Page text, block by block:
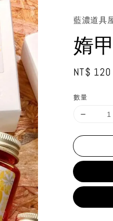
藍濃道具
媠
Regular
NT$ 120
數量